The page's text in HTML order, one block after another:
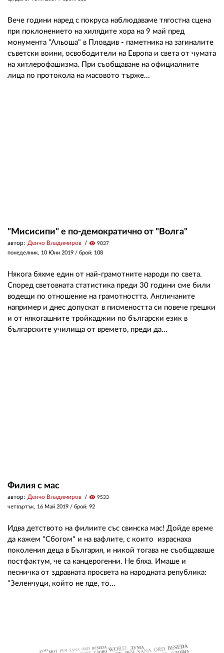
Вече години наред с покруса наблюдаваме тягостна сцена
при поклонението на хилядите хора на 9 май пред
монумента "Альоша" в Пловдив - паметника на загиналите
съветски воини, освободители на Европа и света от чумата
на хитлерофашизма. При съобщаване на официалните
лица по протокола на масовото търже...
"Мисисипи" е по-демократично от "Волга"
автор: Денчо Владимиров visibility 9037
понеделник, 10 Юни 2019 / брой: 108
Някога бяхме един от най-грамотните народи по света.
Според световната статистика преди 30 години сме били
водещи по отношение на грамотността. Англичаните
например и днес допускат в писмеността си повече грешки
и от някогашните тройкаджии по български език в
българските училища от времето, преди да...
Филия с мас
автор: Денчо Владимиров visibility 9533
четвъртък, 16 Май 2019 / брой: 92
Идва детството на филиите със свинска мас! Дойде време
да кажем "Сбогом" и на вафлите, с които израснаха
поколения деца в България, и никой тогава не съобщаваше
постфактум, че са канцерогенни. Не бяха. Имаше и
песничка от здравната просвета на народната република:
"Зеленчуци, който не яде, то...